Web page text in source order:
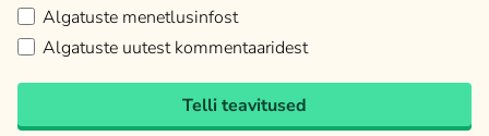
Algatuste menetlusinfost
Algatuste uutest kommentaaridest
Telli teavitused